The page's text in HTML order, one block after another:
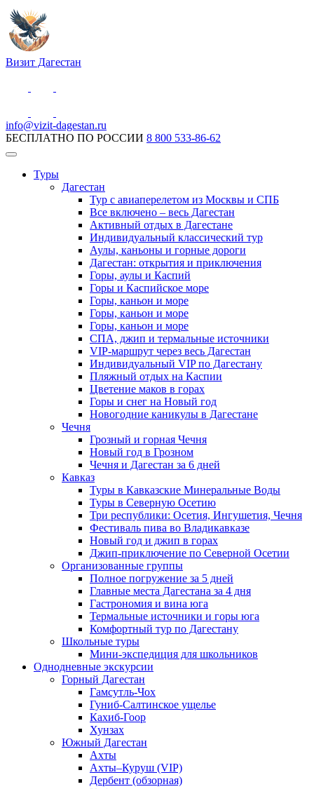
Визит Дагестан
info@vizit-dagestan.ru
БЕСПЛАТНО ПО РОССИИ 8 800 533-86-62
Туры
Дагестан
Тур с авиаперелетом из Москвы и СПБ
Все включено – весь Дагестан
Активный отдых в Дагестане
Индивидуальный классический тур
Аулы, каньоны и горные дороги
Дагестан: открытия и приключения
Горы, аулы и Каспий
Горы и Каспийское море
Горы, каньон и море
Горы, каньон и море
Горы, каньон и море
СПА, джип и термальные источники
VIP-маршрут через весь Дагестан
Индивидуальный VIP по Дагестану
Пляжный отдых на Каспии
Цветение маков в горах
Горы и снег на Новый год
Новогодние каникулы в Дагестане
Чечня
Грозный и горная Чечня
Новый год в Грозном
Чечня и Дагестан за 6 дней
Кавказ
Туры в Кавказские Минеральные Воды
Туры в Северную Осетию
Три республики: Осетия, Ингушетия, Чечня
Фестиваль пива во Владикавказе
Новый год и джип в горах
Джип-приключение по Северной Осетии
Организованные группы
Полное погружение за 5 дней
Главные места Дагестана за 4 дня
Гастрономия и вина юга
Термальные источники и горы юга
Комфортный тур по Дагестану
Школьные туры
Мини-экспедиция для школьников
Однодневные экскурсии
Горный Дагестан
Гамсутль-Чох
Гуниб-Салтинское ущелье
Кахиб-Гоор
Хунзах
Южный Дагестан
Ахты
Ахты–Куруш (VIP)
Дербент (обзорная)